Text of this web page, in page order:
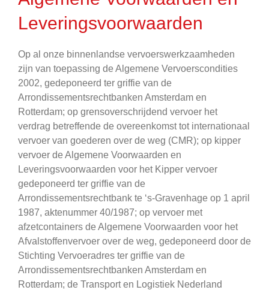
Leveringsvoorwaarden
Op al onze binnenlandse vervoerswerkzaamheden
zijn van toepassing de Algemene Vervoerscondities
2002, gedeponeerd ter griffie van de
Arrondissementsrechtbanken Amsterdam en
Rotterdam; op grensoverschrijdend vervoer het
verdrag betreffende de overeenkomst tot internationaal
vervoer van goederen over de weg (CMR); op kipper
vervoer de Algemene Voorwaarden en
Leveringsvoorwaarden voor het Kipper vervoer
gedeponeerd ter griffie van de
Arrondissementsrechtbank te ‘s-Gravenhage op 1 april
1987, aktenummer 40/1987; op vervoer met
afzetcontainers de Algemene Voorwaarden voor het
Afvalstoffenvervoer over de weg, gedeponeerd door de
Stichting Vervoeradres ter griffie van de
Arrondissementsrechtbanken Amsterdam en
Rotterdam; de Transport en Logistiek Nederland